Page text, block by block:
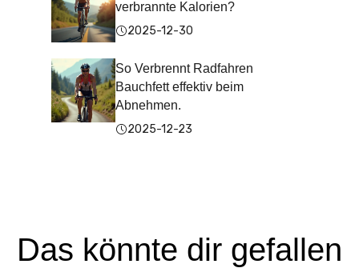
verbrannte Kalorien?
2025-12-30
So Verbrennt Radfahren
Bauchfett effektiv beim
Abnehmen.
2025-12-23
Das könnte dir gefallen